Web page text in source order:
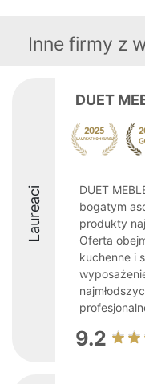
Inne firmy z
Laureaci
DUET
DUET
bogatym
produkty
Oferta
kuchenne i
9.2